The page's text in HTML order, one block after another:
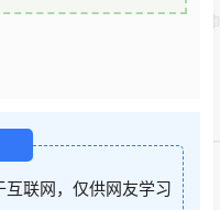
联网，仅供网友学习